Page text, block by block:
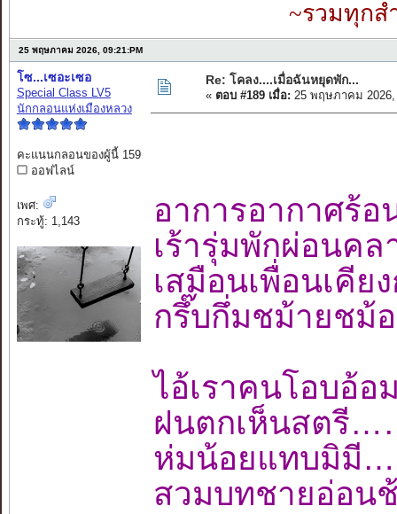
~รวมทุกส
25 พฤษภาคม 2026, 09:21:PM
โซ...เซอะเซอ
Special Class LV5
นักกลอนแห่งเมืองหลวง
คะแนนกลอนของผู้นี้ 159
ออฟไลน์
เพศ:
กระทู้: 1,143
Re: โคลง....เมื่อฉันหยุดพัก...
« ตอบ #189 เมื่อ: 25 พฤษภาคม 2026,
อาการอากาศ
เร้ารุ่มพักผ่อนค
เสมือนเพื่อนเคี
กรึ๊บกึ่มชม้ายช
ไอ้เราคนโอบ
ฝนตกเห็นสต
ห่มน้อยแทบมิ
สวมบทชายอ่อ